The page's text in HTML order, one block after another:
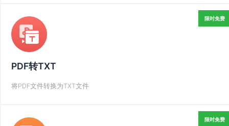
PDF转TXT
将PDF文件转换为TXT文件
限时免费
限时免费